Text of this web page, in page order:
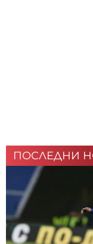
ПОСЛЕДНИ